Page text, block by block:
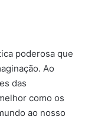
poderosa que
Ao
das
como os
ao nosso